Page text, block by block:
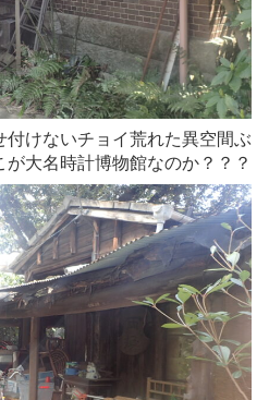
けないチョイ荒れた異空間ぶ
大名時計博物館なのか？？？